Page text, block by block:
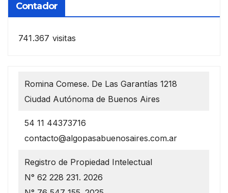
Contador
741.367 visitas
Romina Comese. De Las Garantías 1218
Ciudad Autónoma de Buenos Aires
54 11 44373716
contacto@algopasabuenosaires.com.ar
Registro de Propiedad Intelectual
N° 62 228 231. 2026